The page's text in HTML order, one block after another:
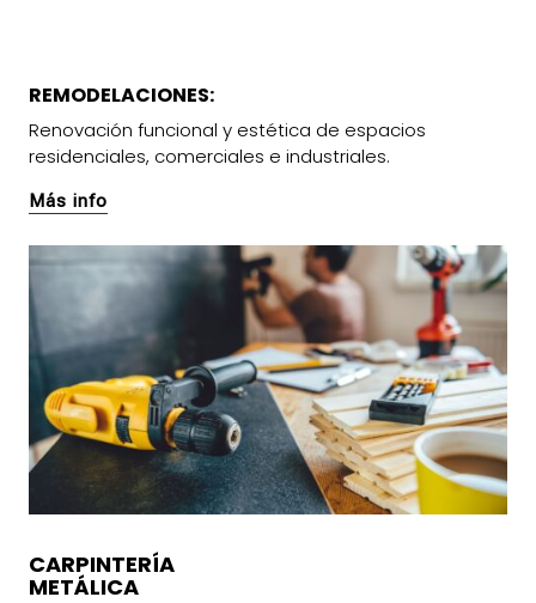
REMODELACIONES:
Renovación funcional y estética de espacios
residenciales, comerciales e industriales.
Más info
CARPINTERÍA
METÁLICA